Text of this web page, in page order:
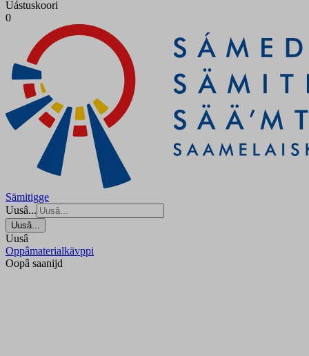
Uástuskoori
0
Sämitigge
Uusâ...
Uusâ...
Uusâ
Oppâmaterialkävppi
Oopâ saanijd